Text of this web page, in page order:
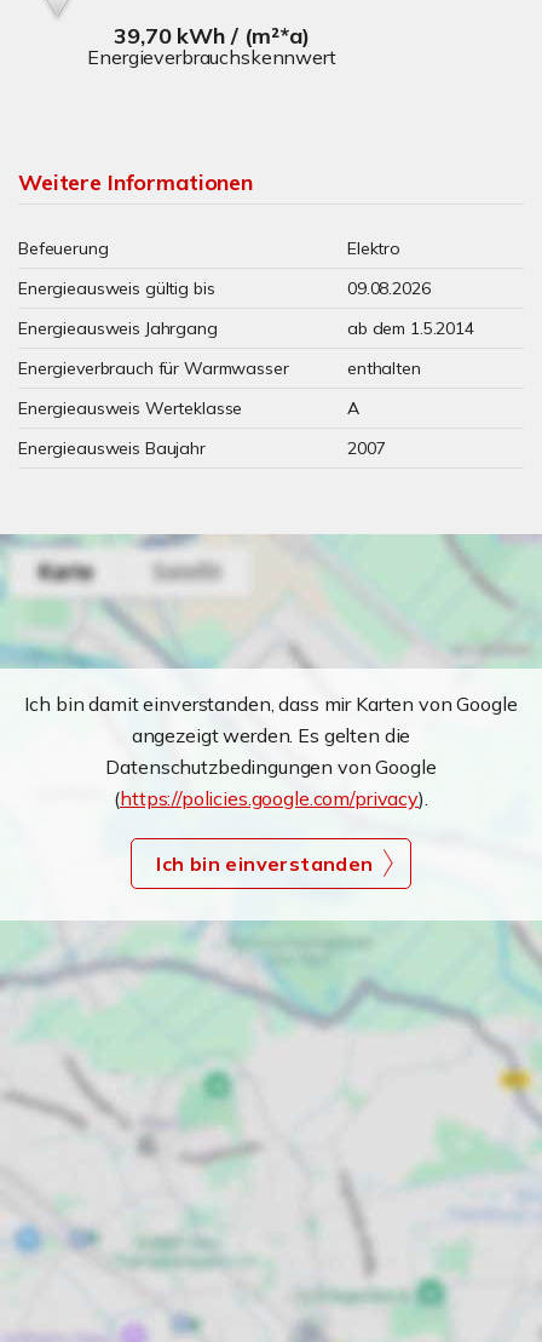
39,70 kWh / (m²*a)
Energieverbrauchskennwert
Weitere Informationen
Befeuerung
Elektro
Energieausweis gültig bis
09.08.2026
Energieausweis Jahrgang
ab dem 1.5.2014
Energieverbrauch für Warmwasser
enthalten
Energieausweis Werteklasse
A
Energieausweis Baujahr
2007
Ich bin damit einverstanden, dass mir Karten von Google
angezeigt werden. Es gelten die
Datenschutzbedingungen von Google
(https://policies.google.com/privacy).
Ich bin einverstanden